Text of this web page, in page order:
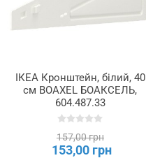
ІКЕА Кронштейн, білий, 40
см BOAXEL БОАКСЕЛЬ,
604.487.33
157,00 грн
153,00 грн